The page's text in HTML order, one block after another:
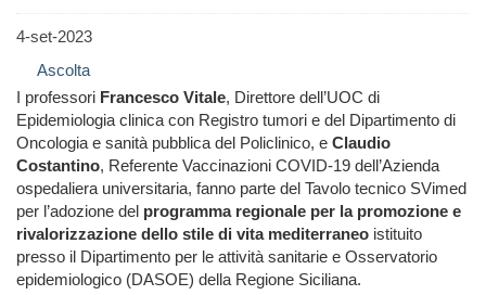
4-set-2023
Ascolta
I professori Francesco Vitale, Direttore dell’UOC di
Epidemiologia clinica con Registro tumori e del Dipartimento di
Oncologia e sanità pubblica del Policlinico, e Claudio
Costantino, Referente Vaccinazioni COVID-19 dell’Azienda
ospedaliera universitaria, fanno parte del Tavolo tecnico SVimed
per l’adozione del programma regionale per la promozione e
rivalorizzazione dello stile di vita mediterraneo istituito
presso il Dipartimento per le attività sanitarie e Osservatorio
epidemiologico (DASOE) della Regione Siciliana.